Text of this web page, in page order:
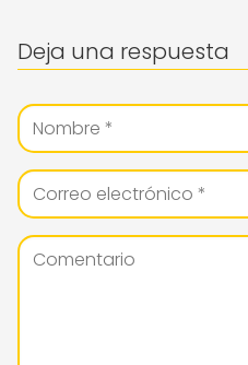
Deja una respuesta